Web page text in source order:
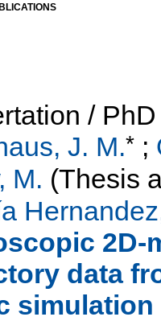
/
J. M.* ;
M. (Thesis
2D-
data
simulation